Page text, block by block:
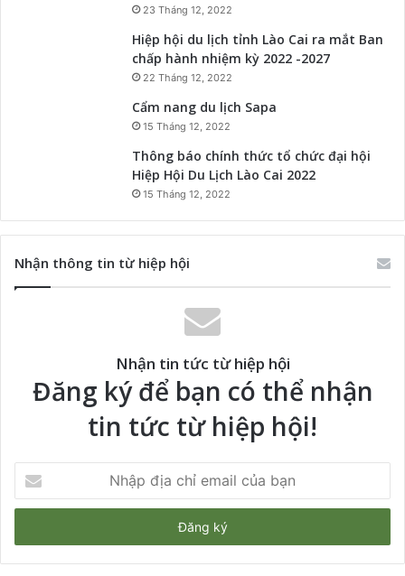
23 Tháng 12, 2022
Hiệp hội du lịch tỉnh Lào Cai ra mắt Ban
chấp hành nhiệm kỳ 2022 -2027
22 Tháng 12, 2022
Cẩm nang du lịch Sapa
15 Tháng 12, 2022
Thông báo chính thức tổ chức đại hội
Hiệp Hội Du Lịch Lào Cai 2022
15 Tháng 12, 2022
Nhận thông tin từ hiệp hội
Nhận tin tức từ hiệp hội
Đăng ký để bạn có thể nhận
tin tức từ hiệp hội!
địa
chỉ
của
bạn